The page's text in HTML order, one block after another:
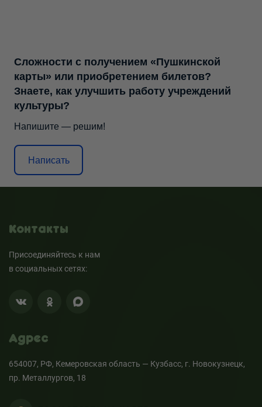
Сложности с получением «Пушкинской
карты» или приобретением билетов?
Знаете, как улучшить работу учреждений
культуры?
Напишите — решим!
Написать
Контакты
Присоединяйтесь к нам
в социальных сетях:
Адрес
654007, РФ, Кемеровская область — Кузбасс, г. Новокузнецк,
пр. Металлургов, 18